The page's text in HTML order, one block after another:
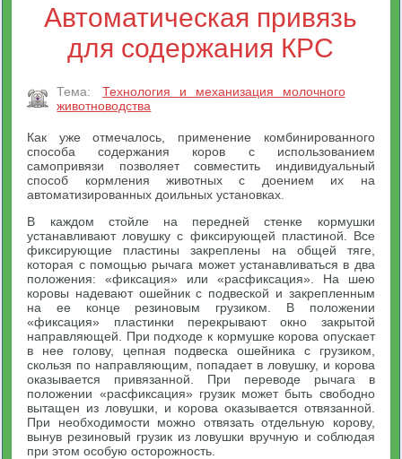
Автоматическая привязь
для содержания КРС
Тема:
Технология и механизация молочного
животноводства
Как уже отмечалось, применение комбинированного
способа содержания коров с использованием
самопривязи позволяет совместить индивидуальный
способ кормления животных с доением их на
автоматизированных доильных установках.
В каждом стойле на передней стенке кормушки
устанавливают ловушку с фиксирующей пластиной. Все
фиксирующие пластины закреплены на общей тяге,
которая с помощью рычага может устанавливаться в два
положения: «фиксация» или «расфиксация». На шею
коровы надевают ошейник с подвеской и закрепленным
на ее конце резиновым грузиком. В положении
«фиксация» пластинки перекрывают окно закрытой
направляющей. При подходе к кормушке корова опускает
в нее голову, цепная подвеска ошейника с грузиком,
скользя по направляющим, попадает в ловушку, и корова
оказывается привязанной. При переводе рычага в
положении «расфиксация» грузик может быть свободно
вытащен из ловушки, и корова оказывается отвязанной.
При необходимости можно отвязать отдельную корову,
вынув резиновый грузик из ловушки вручную и соблюдая
при этом особую осторожность.